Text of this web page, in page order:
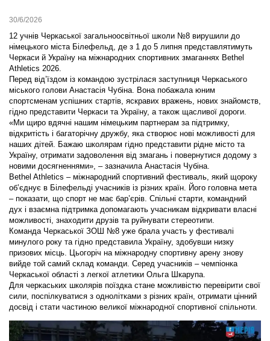
30/6/2026
12 учнів Черкаської загальноосвітньої школи №8 вирушили до
німецького міста Білефельд, де з 1 до 5 липня представлятимуть
Черкаси й Україну на міжнародних спортивних змаганнях Bethel
Athletics 2026.
Перед від’їздом із командою зустрілася заступниця Черкаського
міського голови Анастасія Чубіна. Вона побажала юним
спортсменам успішних стартів, яскравих вражень, нових знайомств,
гідно представити Черкаси та Україну, а також щасливої дороги.
«Ми щиро вдячні нашим німецьким партнерам за підтримку,
відкритість і багаторічну дружбу, яка створює нові можливості для
наших дітей. Бажаю школярам гідно представити рідне місто та
Україну, отримати задоволення від змагань і повернутися додому з
новими досягненнями», – зазначила Анастасія Чубіна.
Bethel Athletics – міжнародний спортивний фестиваль, який щороку
об’єднує в Білефельді учасників із різних країн. Його головна мета
– показати, що спорт не має бар’єрів. Спільні старти, командний
дух і взаємна підтримка допомагають учасникам відкривати власні
можливості, знаходити друзів та руйнувати стереотипи.
Команда Черкаської ЗОШ №8 уже брала участь у фестивалі
минулого року та гідно представила Україну, здобувши низку
призових місць. Цьогоріч на міжнародну спортивну арену знову
вийде той самий склад команди. Серед учасників – чемпіонка
Черкаської області з легкої атлетики Ольга Шкарупа.
Для черкаських школярів поїздка стане можливістю перевірити свої
сили, поспілкуватися з однолітками з різних країн, отримати цінний
досвід і стати частиною великої міжнародної спортивної спільноти.